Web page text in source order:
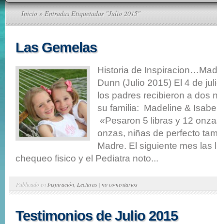
Inicio » Entradas Etiquetadas "Julio 2015"
Las Gemelas
Historia de
Dunn (Julio 2015) El 4 de
los padres recibieron a dos
su familia: Madeline &
«Pesaron 5 libras y 12
onzas, niñas de perfecto
Madre. El siguiente mes las
chequeo fisico y el Pediatra noto...
Publicado en Inspiración Lecturas | no comentarios
Testimonios de Julio 2015